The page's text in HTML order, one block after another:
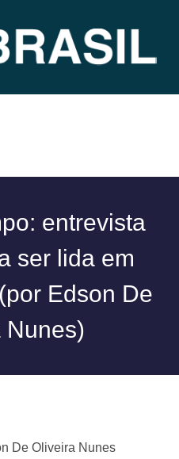
entrevista
ser lida em
Edson De
Nunes)
De Oliveira Nunes